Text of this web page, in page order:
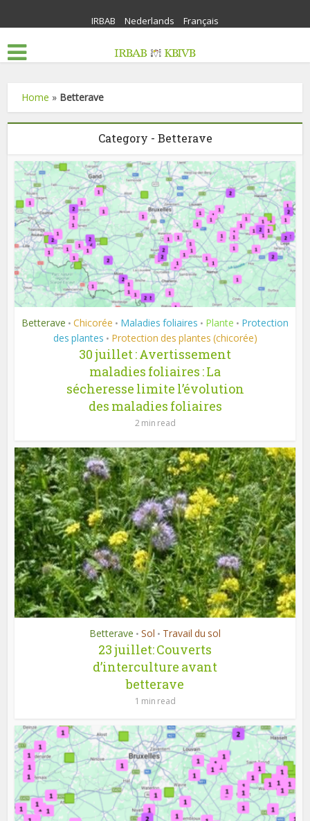
IRBAB Nederlands Français
Home » Betterave
Category - Betterave
Betterave • Chicorée • Maladies foliaires • Plante • Protection
des plantes • Protection des plantes (chicorée)
30 juillet : Avertissement
maladies foliaires : La
sécheresse limite l’évolution
des maladies foliaires
2 min read
Betterave • Sol • Travail du sol
23 juillet: Couverts
d’interculture avant
betterave
1 min read